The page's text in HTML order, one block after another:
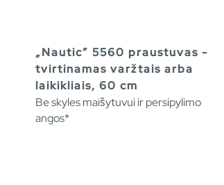
„Nautic” 5560 praustuvas -
tvirtinamas varžtais arba
laikikliais, 60 cm
Be skyles maišytuvui ir persipylimo
angos*